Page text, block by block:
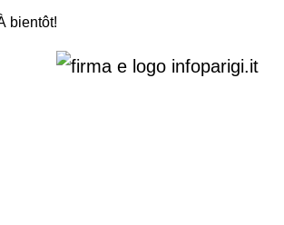
bientôt!